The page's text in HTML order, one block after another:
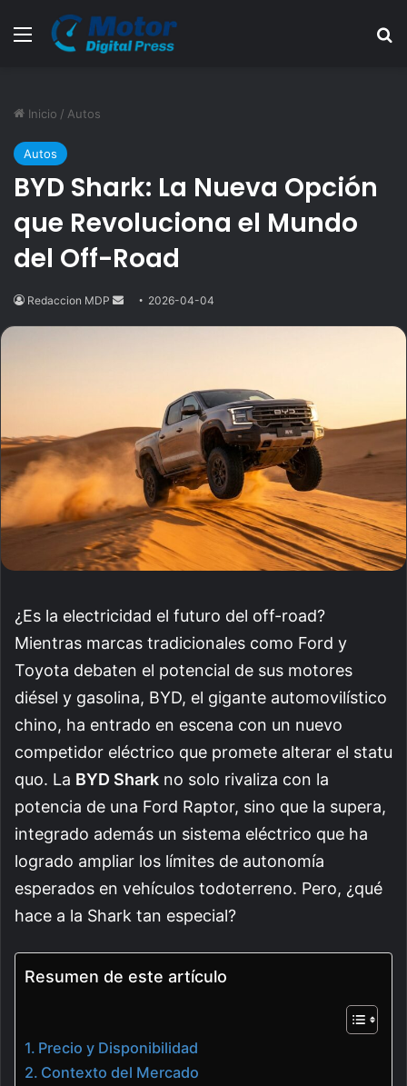
Menú
Inicio / Autos
Autos
BYD Shark: La Nueva Opción
que Revoluciona el Mundo
del Off-Road
Redaccion MDP
Send2026-04-04
¿Es la electricidad el futuro del off-road?
Mientras marcas tradicionales como Ford y
Toyota debaten el potencial de sus motores
diésel y gasolina, BYD, el gigante automovilístico
chino, ha entrado en escena con un nuevo
competidor eléctrico que promete alterar el statu
quo. La BYD Shark no solo rivaliza con la
potencia de una Ford Raptor, sino que la supera,
integrado además un sistema eléctrico que ha
logrado ampliar los límites de autonomía
esperados en vehículos todoterreno. Pero, ¿qué
hace a la Shark tan especial?
Resumen de este artículo
Precio y Disponibilidad
Contexto del Mercado